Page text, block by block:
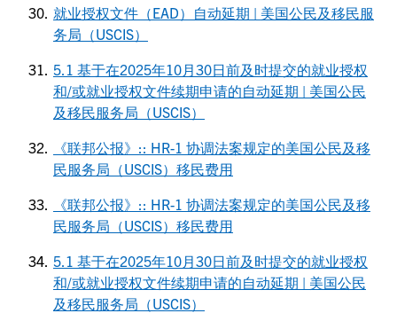
就业授权文件（EAD）自动延期 | 美国公民及移民服
务局（USCIS）
5.1 基于在2025年10月30日前及时提交的就业授权
和/或就业授权文件续期申请的自动延期 | 美国公民
及移民服务局（USCIS）
《联邦公报》:: HR-1 协调法案规定的美国公民及移
民服务局（USCIS）移民费用
《联邦公报》:: HR-1 协调法案规定的美国公民及移
民服务局（USCIS）移民费用
5.1 基于在2025年10月30日前及时提交的就业授权
和/或就业授权文件续期申请的自动延期 | 美国公民
及移民服务局（USCIS）